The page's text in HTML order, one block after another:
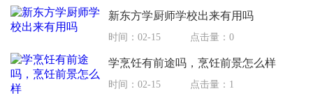
新东方学厨师学校出来有用吗
时间：02-15 点击量：0
学烹饪有前途吗，烹饪前景怎么样
时间：02-15 点击量：1